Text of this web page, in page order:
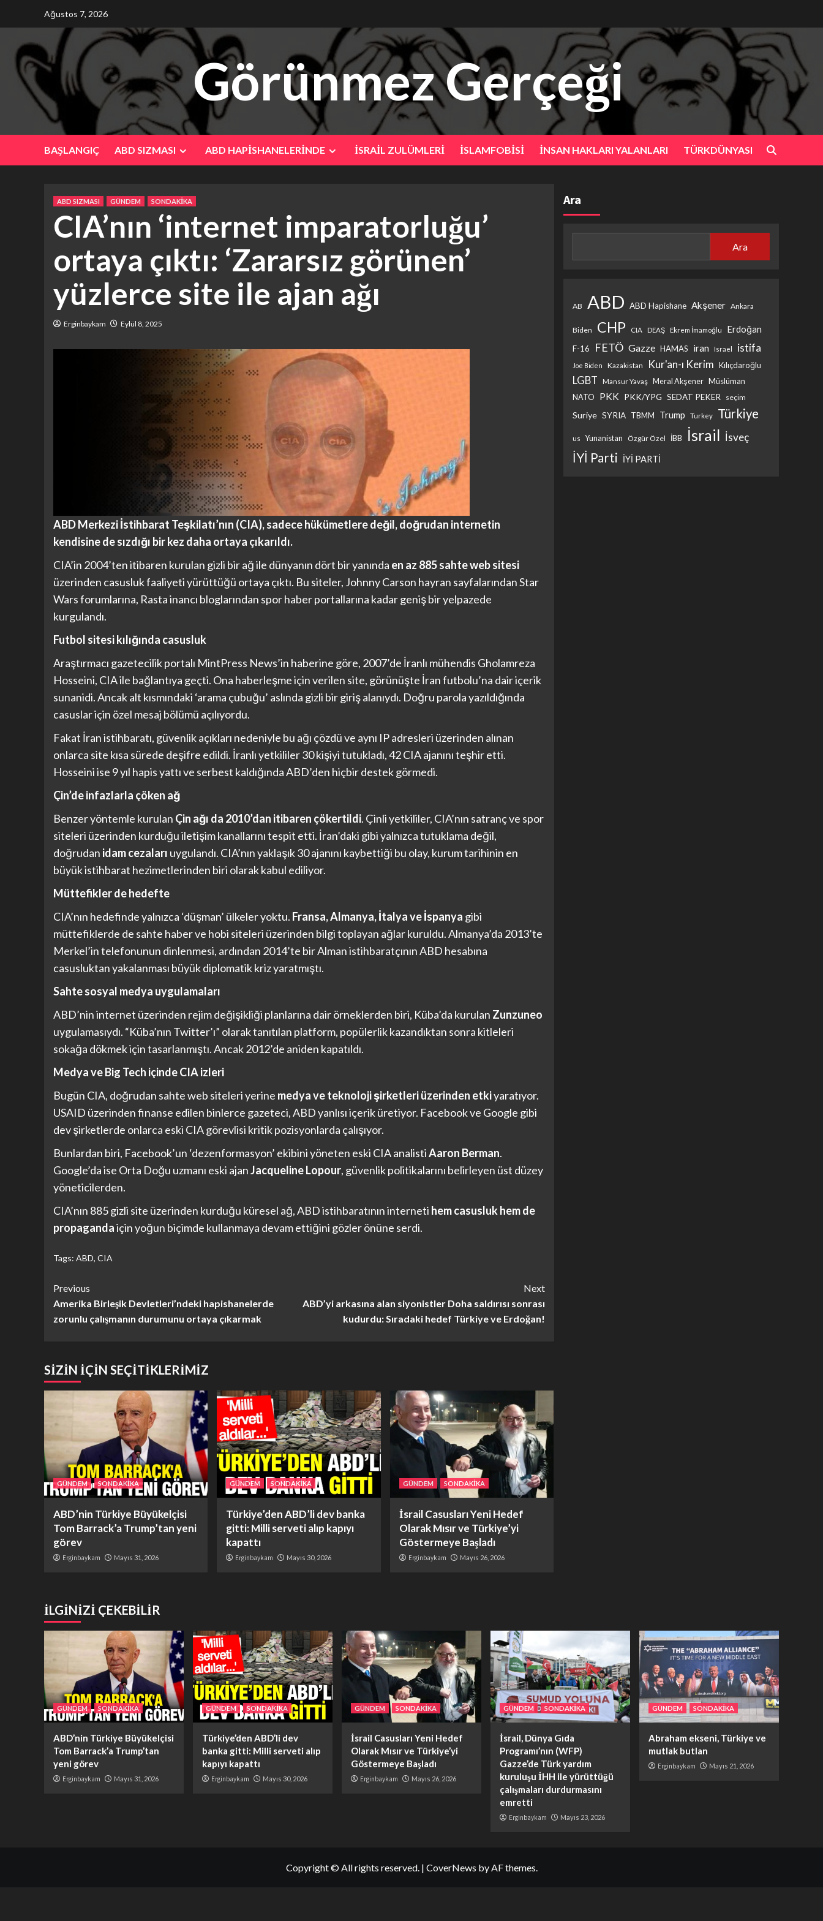
Ağustos 7, 2026
Görünmez Gerçeği
BAŞLANGIÇ ABD SIZMASI ABD HAPİSHANELERİNDE İSRAİL ZULÜMLERİ İSLAMFOBİSİ İNSAN HAKLARI YALANLARI TÜRKDÜNYASI
ABD SIZMASI GÜNDEM SONDAKİKA
CIA’nın ‘internet imparatorluğu’
ortaya çıktı: ‘Zararsız görünen’
yüzlerce site ile ajan ağı
Erginbaykam Eylül 8, 2025
ABD Merkezi İstihbarat Teşkilatı’nın (CIA), sadece hükümetlere değil, doğrudan internetin
kendisine de sızdığı bir kez daha ortaya çıkarıldı.
CIA’in 2004’ten itibaren kurulan gizli bir ağ ile dünyanın dört bir yanında en az 885 sahte web sitesi
üzerinden casusluk faaliyeti yürüttüğü ortaya çıktı. Bu siteler, Johnny Carson hayran sayfalarından Star
Wars forumlarına, Rasta inancı bloglarından spor haber portallarına kadar geniş bir yelpazede
kurgulandı.
Futbol sitesi kılığında casusluk
Araştırmacı gazetecilik portalı MintPress News’in haberine göre, 2007’de İranlı mühendis Gholamreza
Hosseini, CIA ile bağlantıya geçti. Ona haberleşme için verilen site, görünüşte İran futbolu’na dair içerik
sunanidi. Ancak alt kısmındaki ‘arama çubuğu’ aslında gizli bir giriş alanıydı. Doğru parola yazıldığında
casuslar için özel mesaj bölümü açılıyordu.
Fakat İran istihbaratı, güvenlik açıkları nedeniyle bu ağı çözdü ve aynı IP adresleri üzerinden alınan
onlarca site kısa sürede deşifre edildi. İranlı yetkililer 30 kişiyi tutukladı, 42 CIA ajanını teşhir etti.
Hosseini ise 9 yıl hapis yattı ve serbest kaldığında ABD’den hiçbir destek görmedi.
Çin’de infazlarla çöken ağ
Benzer yöntemle kurulan Çin ağı da 2010’dan itibaren çökertildi. Çinli yetkililer, CIA’nın satranç ve spor
siteleri üzerinden kurduğu iletişim kanallarını tespit etti. İran’daki gibi yalnızca tutuklama değil,
doğrudan idam cezaları uygulandı. CIA’nın yaklaşık 30 ajanını kaybettiği bu olay, kurum tarihinin en
büyük istihbarat hezimetlerinden biri olarak kabul ediliyor.
Müttefikler de hedefte
CIA’nın hedefinde yalnızca ‘düşman’ ülkeler yoktu. Fransa, Almanya, İtalya ve İspanya gibi
müttefiklerde de sahte haber ve hobi siteleri üzerinden bilgi toplayan ağlar kuruldu. Almanya’da 2013’te
Merkel’in telefonunun dinlenmesi, ardından 2014’te bir Alman istihbaratçının ABD hesabına
casusluktan yakalanması büyük diplomatik kriz yaratmıştı.
Sahte sosyal medya uygulamaları
ABD’nin internet üzerinden rejim değişikliği planlarına dair örneklerden biri, Küba’da kurulan Zunzuneo
uygulamasıydı. “Küba’nın Twitter’ı” olarak tanıtılan platform, popülerlik kazandıktan sonra kitleleri
sokağa dökmek için tasarlanmıştı. Ancak 2012’de aniden kapatıldı.
Medya ve Big Tech içinde CIA izleri
Bugün CIA, doğrudan sahte web siteleri yerine medya ve teknoloji şirketleri üzerinden etkiyaratıyor.
USAID üzerinden finanse edilen binlerce gazeteci, ABD yanlısı içerik üretiyor. Facebook ve Google gibi
dev şirketlerde onlarca eski CIA görevlisi kritik pozisyonlarda çalışıyor.
Bunlardan biri, Facebook’un ‘dezenformasyon’ ekibini yöneten eski CIA analistiAaron Berman.
Google’da ise Orta Doğu uzmanı eski ajanJacqueline Lopour, güvenlik politikalarını belirleyen üst düzey
yöneticilerden.
CIA’nın 885 gizli site üzerinden kurduğu küresel ağ, ABD istihbaratının interneti hem casusluk hem de
propagandaiçin yoğun biçimde kullanmaya devam ettiğini gözler önüne serdi.
Tags: ABD, CIA
Continue
Reading
Previous
Amerika Birleşik Devletleri’ndeki hapishanelerde
zorunlu çalışmanın durumunu ortaya çıkarmak
Next
ABD’yi arkasına alan siyonistler Doha saldırısı sonrası
kudurdu: Sıradaki hedef Türkiye ve Erdoğan!
SİZİN İÇİN SEÇİTİKLERİMİZ
GÜNDEM SONDAKİKA
ABD’nin Türkiye Büyükelçisi
Tom Barrack’a Trump’tan yeni
görev
Erginbaykam Mayıs 31, 2026
GÜNDEM SONDAKİKA
Türkiye’den ABD’li dev banka
gitti: Milli serveti alıp kapıyı
kapattı
Erginbaykam Mayıs 30, 2026
GÜNDEM SONDAKİKA
İsrail Casusları Yeni Hedef
Olarak Mısır ve Türkiye’yi
Göstermeye Başladı
Erginbaykam Mayıs 26, 2026
Ara
Ara
AB ABD ABD Hapishane Akşener Ankara
Biden CHP CIA DEAŞ Ekrem İmamoğlu Erdoğan
F-16 FETÖ Gazze HAMAS iran Israel istifa
Joe Biden Kazakistan Kur'an-ı Kerim Kılıçdaroğlu
LGBT Mansur Yavaş Meral Akşener Müslüman
NATO PKK PKK/YPG SEDAT PEKER seçim
Suriye SYRIA TBMM Trump Turkey Türkiye
us Yunanistan Özgür Özel İBB İsrail İsveç
İYİ Parti İYİ PARTİ
İLGİNİZİ ÇEKEBİLİR
GÜNDEM SONDAKİKA
ABD’nin Türkiye Büyükelçisi
Tom Barrack’a Trump’tan
yeni görev
Erginbaykam Mayıs 31, 2026
GÜNDEM SONDAKİKA
Türkiye’den ABD’li dev
banka gitti: Milli serveti alıp
kapıyı kapattı
Erginbaykam Mayıs 30, 2026
GÜNDEM SONDAKİKA
İsrail Casusları Yeni Hedef
Olarak Mısır ve Türkiye’yi
Göstermeye Başladı
Erginbaykam Mayıs 26, 2026
GÜNDEM SONDAKİKA
İsrail, Dünya Gıda
Programı’nın (WFP)
Gazze’de Türk yardım
kuruluşu İHH ile yürüttüğü
çalışmaları durdurmasını
emretti
Erginbaykam Mayıs 23, 2026
GÜNDEM SONDAKİKA
Abraham ekseni, Türkiye ve
mutlak butlan
Erginbaykam Mayıs 21, 2026
Copyright © All rights reserved. | CoverNews by AF themes.